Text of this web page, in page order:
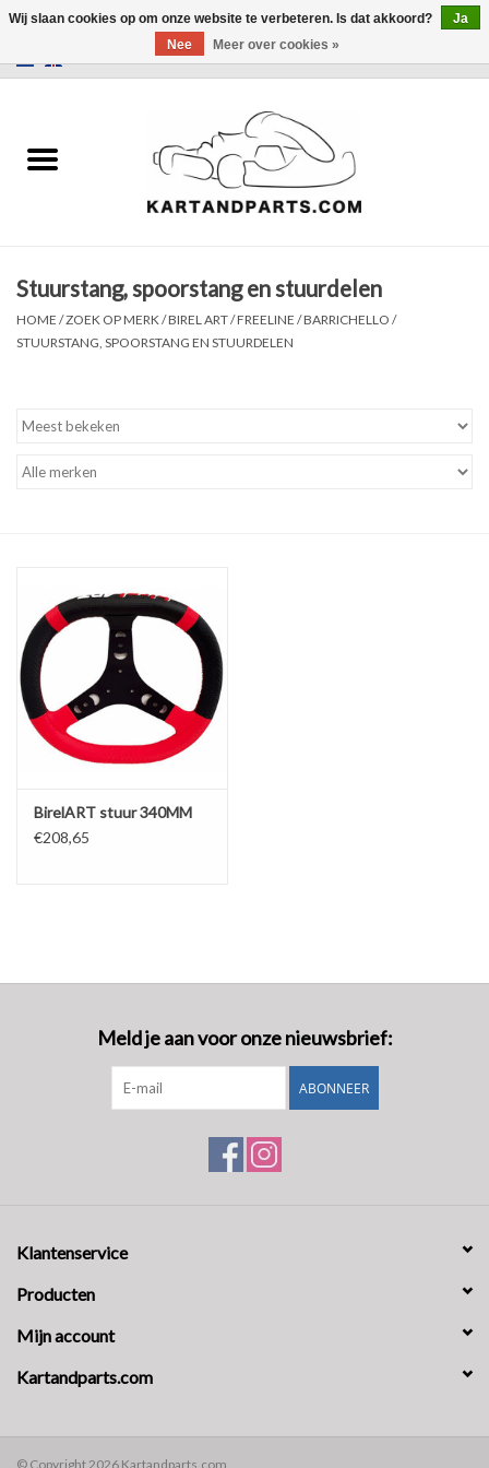
Sale
Kart Onderdelen
Laptimer
Kartbokjes en standaarden
Gereedschap
Motoren en onderdelen
Karts
Stuurstang, spoorstang en stuurdelen
HOME /ZOEK OP MERK /BIREL ART / FREELINE / BARRICHELLO /
STUURSTANG, SPOORSTANG EN STUURDELEN
BirelART stuur 340MM
€208,65
Meld je aan voor onze nieuwsbrief:
ABONNEER
Klantenservice
Producten
Mijn account
Kartandparts.com
© Copyright 2026 Kartandparts.com
Wij slaan cookies op om onze website te verbeteren. Is dat akkoord?
Ja
Nee
Meer over cookies »